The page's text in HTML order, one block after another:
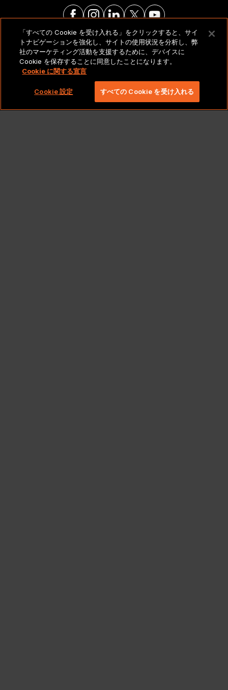
法的通知とポリシー
Copyright 2026 Lionbridge Technologies、LLC. All
rights reserved。
「すべての Cookie を受け入れる」をクリックすると、サイ
トナビゲーションを強化し、サイトの使用状況を分析し、弊
社のマーケティング活動を支援するために、デバイスに
Cookie を保存することに同意したことになります。
Cookie に関する宣言
Cookie 設定 すべての Cookie を受け入れる